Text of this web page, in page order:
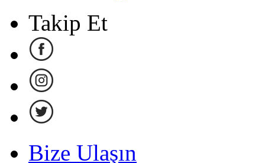
Takip Et
Bize Ulaşın